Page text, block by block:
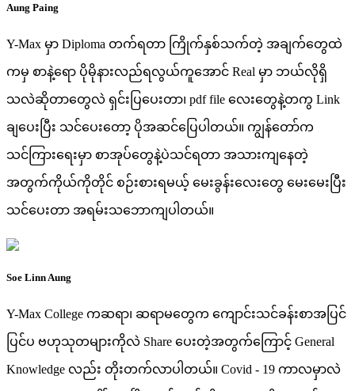
Aung Paing
Y-Max မှာ Diploma တက်ရတာ ကြိုက်နှစ်သက်တဲ့ အချက်တွေထဲ
ကမှ စာနဲ့ရော ပိုမိုနားလည်ရလွယ်ကူအောင် Real မှာ ဘယ်လိုရှိ
သလဲဆိုတာတွေလဲ ရှင်းပြပေးတာ၊ pdf file လေးတွေနဲ့တကွ Link
ချပေးပြီး သင်ပေးတော့ ပိုအဆင်ပြေပါတယ်။ ကျွန်တော်က
သင်ကြားရေးမှာ စာအုပ်တွေနဲ့ပဲသင်ရတာ အသားကျနေတဲ့
အတွက်ကိုယ်ကိုတိုင် စဉ်းစားရမယ့် မေးခွန်းလေးတွေ မေးမေးပြီး
သင်ပေးတာ အရမ်းသဘောကျပါတယ်။
Soe Linn Aung
Y-Max College ကဆရာ၊ ဆရာမတွေက ကျောင်းသင်ခန်းစာအပြင်
ပြင်ပ ဗဟုသုတများကိုလဲ Share ပေးတဲ့အတွက်ကြောင့် General
Knowledge လည်း တိုးတက်လာပါတယ်။ Covid - 19 ကာလမှာလဲ